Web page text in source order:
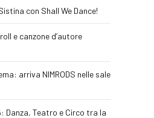
con Shall We Dance!
e canzone d’autore
arriva NIMRODS nelle sale
Danza, Teatro e Circo tra la